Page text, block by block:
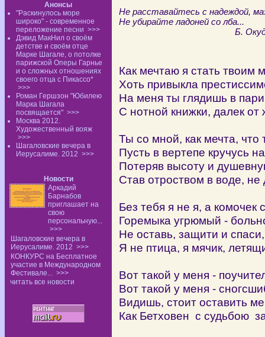
Анонсы
"Раскинулось море
широко" - современное
переложение песни >>>
Дэвид МакНил о своём
детстве и своём отце
Марке Шагале, о потолке
парижской Оперы Гарнье
и о сложных отношениях
своего отца с Пикассо*
>>>
Роман Гершзон "Юбилею
Марка Шагала
посвящается" >>>
Москва 2012.
Художественный вояж
>>>
Шагаловские вечера в
Иерусалиме. 2012 >>>
Новости
Аркадий
Барнабов
приглашает на
свою
персональную...
>>>
Шагаловские вечера в
Иерусалиме. 2012 >>>
КОНКУРС на Бесплатное
участие в Международном
Фестивале... >>>
читать все новости
Не расставайтесь с надеждой,
Не убирайте ладоней со лба...
Б.
Как мечтаю я стать твоим
Хоть привыкла
На меня ты глядишь в
С нотной книжки, далек от
Ты со мной, как мечта, что
Пусть в вертепе кручусь
Потеряв высоту и
Став отроством в воде,
Без тебя я не я, а комочек
Горемыка угрюмый -
Не оставь, защити и
Я не птица, я мячик,
Вот такой у меня -
Вот такой у меня -
Видишь, стоит оставить
Как Бетховен с судьбою